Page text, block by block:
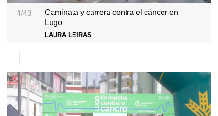
4/43
Caminata y carrera contra el cáncer en
Lugo
LAURA LEIRAS